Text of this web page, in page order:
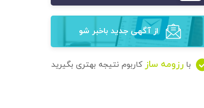
از آگهی‌ جدید باخبر شو
با رزومه ساز کاربوم نتیجه بهتری بگیرید